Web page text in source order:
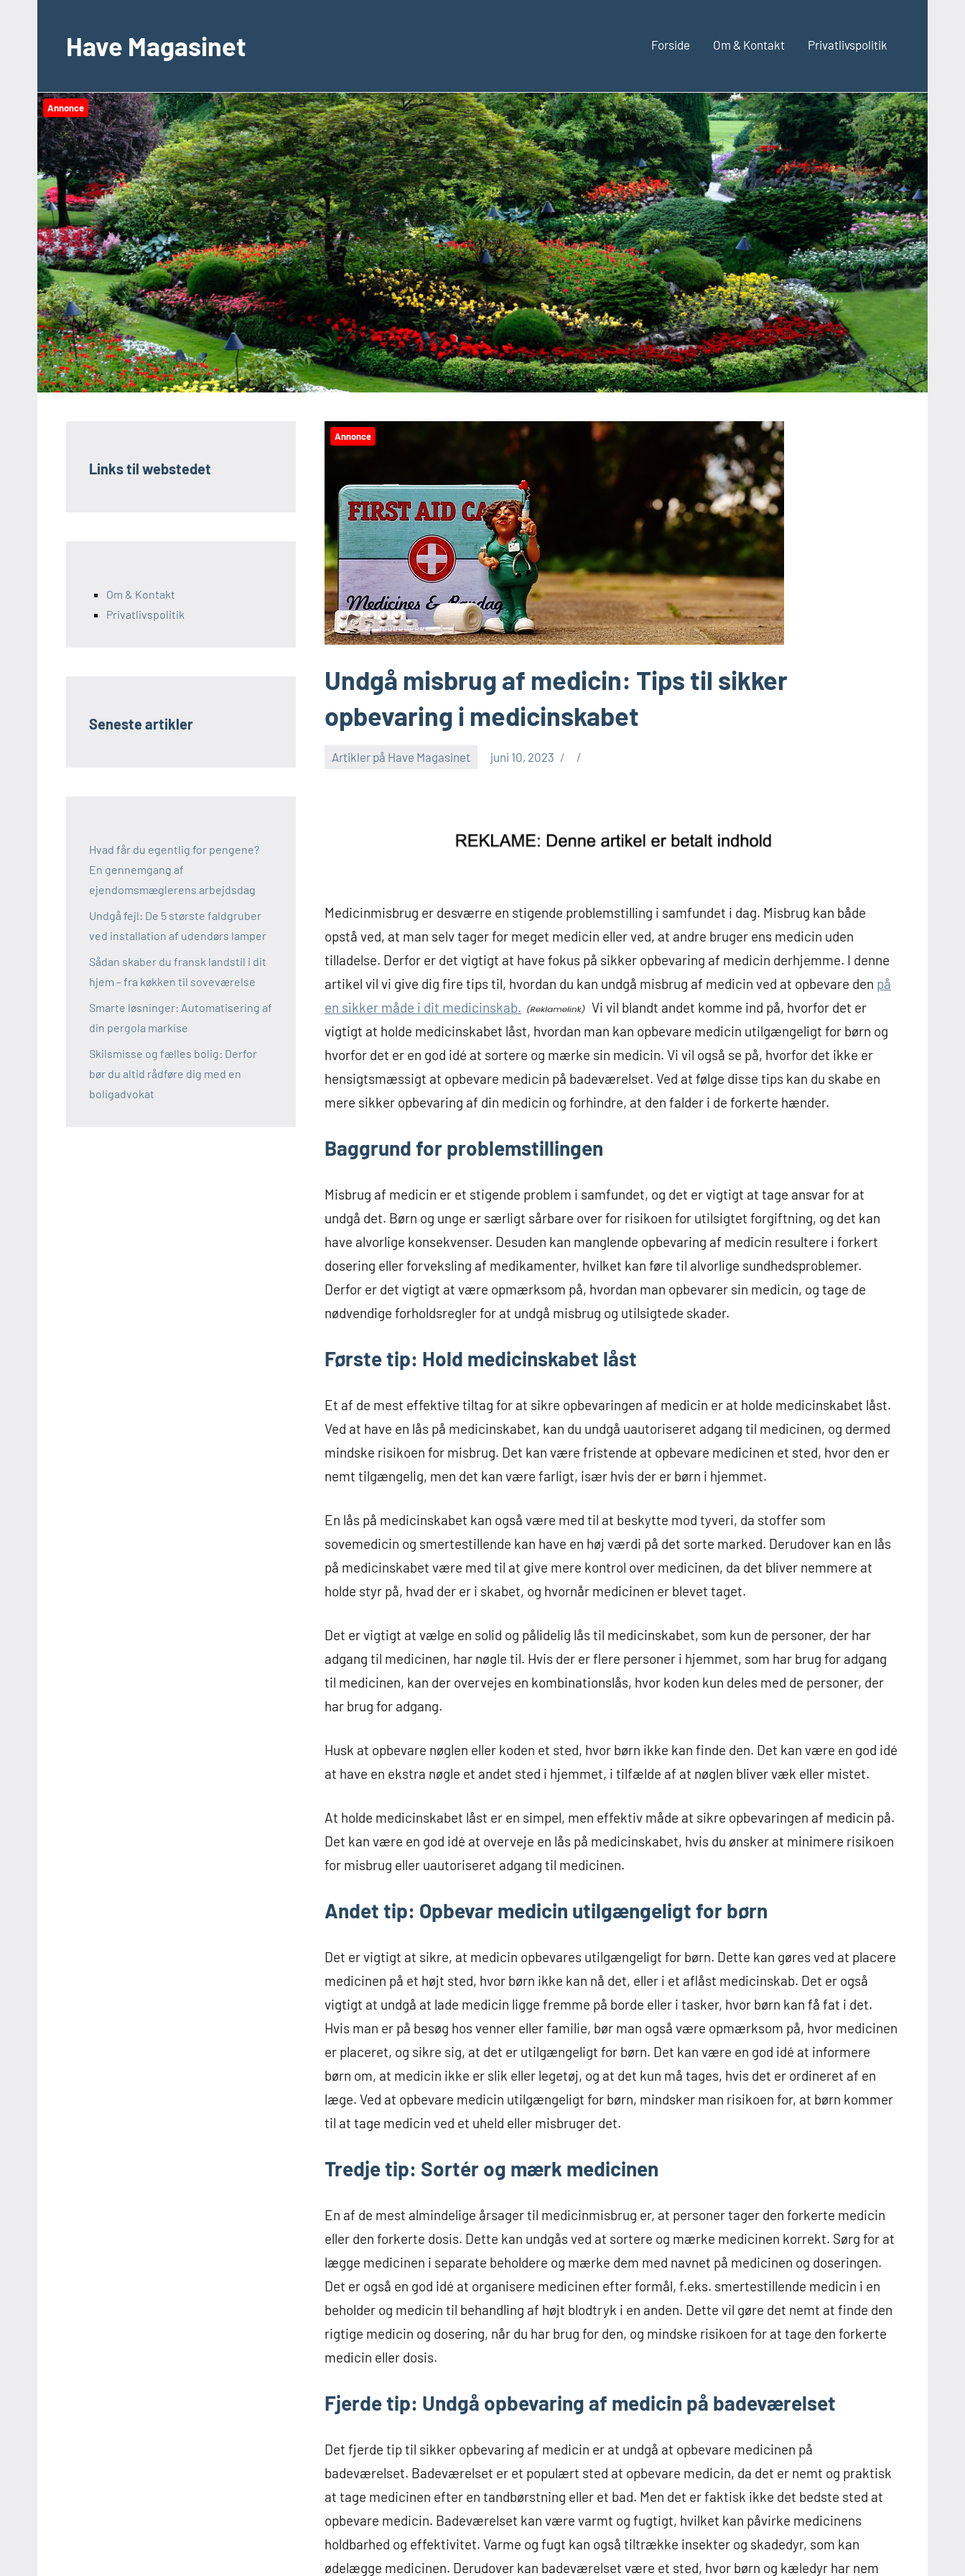
indholdHave Magasinet Forside Om & Kontakt Privatlivspolitik
Annonce
Annonce
Undgå misbrug af medicin: Tips til sikker
opbevaring i medicinskabet
Artikler på Have Magasinet juni 10, 2023
Medicinmisbrug er desværre en stigende problemstilling i samfundet i dag. Misbrug kan både
opstå ved, at man selv tager for meget medicin eller ved, at andre bruger ens medicin uden
tilladelse. Derfor er det vigtigt at have fokus på sikker opbevaring af medicin derhjemme. I denne
artikel vil vi give dig fire tips til, hvordan du kan undgå misbrug af medicin ved at opbevare den på
en sikker måde i dit medicinskab.
Vi vil blandt andet komme ind på, hvorfor det er
vigtigt at holde medicinskabet låst, hvordan man kan opbevare medicin utilgængeligt for børn og
hvorfor det er en god idé at sortere og mærke sin medicin. Vi vil også se på, hvorfor det ikke er
hensigtsmæssigt at opbevare medicin på badeværelset. Ved at følge disse tips kan du skabe en
mere sikker opbevaring af din medicin og forhindre, at den falder i de forkerte hænder.
Baggrund for problemstillingen
Misbrug af medicin er et stigende problem i samfundet, og det er vigtigt at tage ansvar for at
undgå det. Børn og unge er særligt sårbare over for risikoen for utilsigtet forgiftning, og det kan
have alvorlige konsekvenser. Desuden kan manglende opbevaring af medicin resultere i forkert
dosering eller forveksling af medikamenter, hvilket kan føre til alvorlige sundhedsproblemer.
Derfor er det vigtigt at være opmærksom på, hvordan man opbevarer sin medicin, og tage de
nødvendige forholdsregler for at undgå misbrug og utilsigtede skader.
Første tip: Hold medicinskabet låst
Et af de mest effektive tiltag for at sikre opbevaringen af medicin er at holde medicinskabet låst.
Ved at have en lås på medicinskabet, kan du undgå uautoriseret adgang til medicinen, og dermed
mindske risikoen for misbrug. Det kan være fristende at opbevare medicinen et sted, hvor den er
nemt tilgængelig, men det kan være farligt, især hvis der er børn i hjemmet.
En lås på medicinskabet kan også være med til at beskytte mod tyveri, da stoffer som
sovemedicin og smertestillende kan have en høj værdi på det sorte marked. Derudover kan en lås
på medicinskabet være med til at give mere kontrol over medicinen, da det bliver nemmere at
holde styr på, hvad der er i skabet, og hvornår medicinen er blevet taget.
Det er vigtigt at vælge en solid og pålidelig lås til medicinskabet, som kun de personer, der har
adgang til medicinen, har nøgle til. Hvis der er flere personer i hjemmet, som har brug for adgang
til medicinen, kan der overvejes en kombinationslås, hvor koden kun deles med de personer, der
har brug for adgang.
Husk at opbevare nøglen eller koden et sted, hvor børn ikke kan finde den. Det kan være en god idé
at have en ekstra nøgle et andet sted i hjemmet, i tilfælde af at nøglen bliver væk eller mistet.
At holde medicinskabet låst er en simpel, men effektiv måde at sikre opbevaringen af medicin på.
Det kan være en god idé at overveje en lås på medicinskabet, hvis du ønsker at minimere risikoen
for misbrug eller uautoriseret adgang til medicinen.
Andet tip: Opbevar medicin utilgængeligt for børn
Det er vigtigt at sikre, at medicin opbevares utilgængeligt for børn. Dette kan gøres ved at placere
medicinen på et højt sted, hvor børn ikke kan nå det, eller i et aflåst medicinskab. Det er også
vigtigt at undgå at lade medicin ligge fremme på borde eller i tasker, hvor børn kan få fat i det.
Hvis man er på besøg hos venner eller familie, bør man også være opmærksom på, hvor medicinen
er placeret, og sikre sig, at det er utilgængeligt for børn. Det kan være en god idé at informere
børn om, at medicin ikke er slik eller legetøj, og at det kun må tages, hvis det er ordineret af en
læge. Ved at opbevare medicin utilgængeligt for børn, mindsker man risikoen for, at børn kommer
til at tage medicin ved et uheld eller misbruger det.
Tredje tip: Sortér og mærk medicinen
En af de mest almindelige årsager til medicinmisbrug er, at personer tager den forkerte medicin
eller den forkerte dosis. Dette kan undgås ved at sortere og mærke medicinen korrekt. Sørg for at
lægge medicinen i separate beholdere og mærke dem med navnet på medicinen og doseringen.
Det er også en god idé at organisere medicinen efter formål, f.eks. smertestillende medicin i en
beholder og medicin til behandling af højt blodtryk i en anden. Dette vil gøre det nemt at finde den
rigtige medicin og dosering, når du har brug for den, og mindske risikoen for at tage den forkerte
medicin eller dosis.
Fjerde tip: Undgå opbevaring af medicin på badeværelset
Det fjerde tip til sikker opbevaring af medicin er at undgå at opbevare medicinen på
badeværelset. Badeværelset er et populært sted at opbevare medicin, da det er nemt og praktisk
at tage medicinen efter en tandbørstning eller et bad. Men det er faktisk ikke det bedste sted at
opbevare medicin. Badeværelset kan være varmt og fugtigt, hvilket kan påvirke medicinens
holdbarhed og effektivitet. Varme og fugt kan også tiltrække insekter og skadedyr, som kan
ødelægge medicinen. Derudover kan badeværelset være et sted, hvor børn og kæledyr har nem
Links til webstedet
Om & Kontakt
Privatlivspolitik
Seneste artikler
Hvad får du egentlig for pengene?
En gennemgang af
ejendomsmæglerens arbejdsdag
Undgå fejl: De 5 største faldgruber
ved installation af udendørs lamper
Sådan skaber du fransk landstil i dit
hjem – fra køkken til soveværelse
Smarte løsninger: Automatisering af
din pergola markise
Skilsmisse og fælles bolig: Derfor
bør du altid rådføre dig med en
boligadvokat